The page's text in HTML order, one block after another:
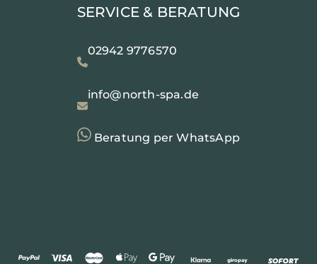
SERVICE & BERATUNG
02942 9776570
info@north-spa.de
Beratung per WhatsApp